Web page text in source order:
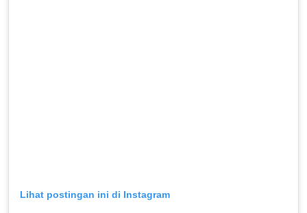
Lihat postingan ini di Instagram